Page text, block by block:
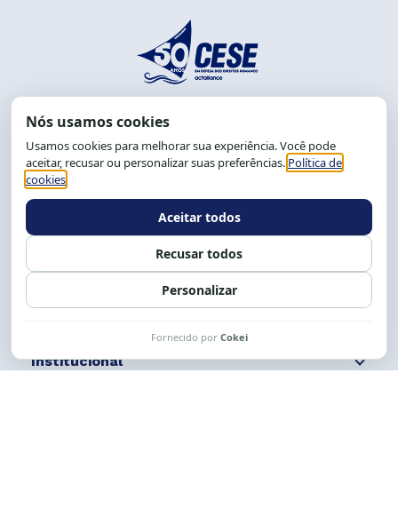
End.: R. da Graça, 150. Graça
CEP: 40.150-055
Salvador-BA, Brasil.
Tel.: (71) 2104-5457, Cel.: (71) 9 9239-2104 ou 2105
Expediente: 8h às 12h e 13 às 17h.
Siga nossas redes Fale conosco
Institucional